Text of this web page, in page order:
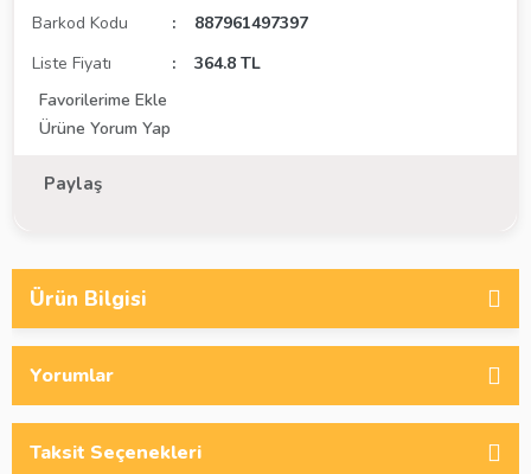
Barkod Kodu
887961497397
Liste Fiyatı
364.8 TL
Ürüne Yorum Yap
Paylaş
Ürün Bilgisi
Yorumlar
Taksit Seçenekleri